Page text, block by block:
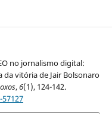
no jornalismo digital:
da vitória de Jair Bolsonaro
,6(1), 124-142.